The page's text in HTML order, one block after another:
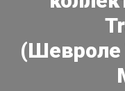
(Шевроле